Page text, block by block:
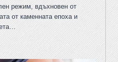
режим, вдъхновен от
от каменната епоха и